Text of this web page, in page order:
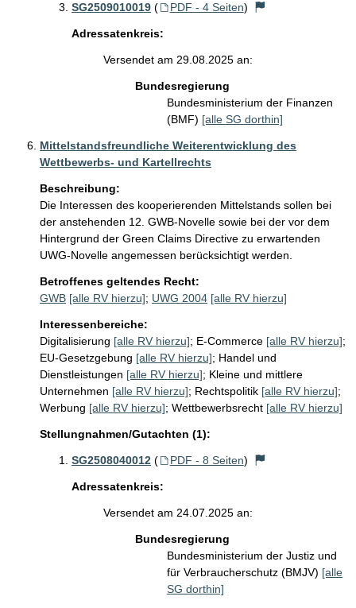
SG2509010019 ( PDF - 4 Seiten)
Adressatenkreis:
Versendet am 29.08.2025 an:
Bundesregierung
Bundesministerium der Finanzen
(BMF) [alle SG dorthin]
Mittelstandsfreundliche Weiterentwicklung des
Wettbewerbs- und Kartellrechts
Beschreibung:
Die Interessen des kooperierenden Mittelstands sollen bei
der anstehenden 12. GWB-Novelle sowie bei der vor dem
Hintergrund der Green Claims Directive zu erwartenden
UWG-Novelle angemessen berücksichtigt werden.
Betroffenes geltendes Recht:
GWB [alle RV hierzu]; UWG 2004 [alle RV hierzu]
Interessenbereiche:
Digitalisierung [alle RV hierzu]; E-Commerce [alle RV hierzu];
EU-Gesetzgebung [alle RV hierzu]; Handel und
Dienstleistungen [alle RV hierzu]; Kleine und mittlere
Unternehmen [alle RV hierzu]; Rechtspolitik [alle RV hierzu];
Werbung [alle RV hierzu]; Wettbewerbsrecht [alle RV hierzu]
Stellungnahmen/Gutachten (1):
SG2508040012 ( PDF - 8 Seiten)
Adressatenkreis:
Versendet am 24.07.2025 an:
Bundesregierung
Bundesministerium der Justiz und
für Verbraucherschutz (BMJV) [alle
SG dorthin]